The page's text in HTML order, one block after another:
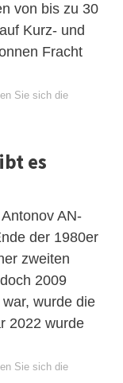
von bis zu 30
Kurz- und
Fracht
Sie sich die
es
AN-
der 1980er
zweiten
2009
wurde die
2022 wurde
Sie sich die